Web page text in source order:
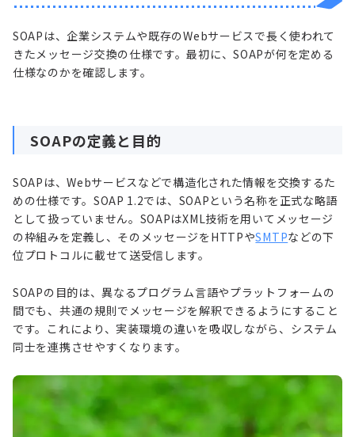
SOAPは、企業システムや既存のWebサービスで長く使われて
きたメッセージ交換の仕様です。最初に、SOAPが何を定める
仕様なのかを確認します。
SOAPの定義と目的
SOAPは、Webサービスなどで構造化された情報を交換するた
めの仕様です。SOAP 1.2では、SOAPという名称を正式な略語
として扱っていません。SOAPはXML技術を用いてメッセージ
の枠組みを定義し、そのメッセージをHTTPやSMTPなどの下
位プロトコルに載せて送受信します。
SOAPの目的は、異なるプログラム言語やプラットフォームの
間でも、共通の規則でメッセージを解釈できるようにすること
です。これにより、実装環境の違いを吸収しながら、システム
同士を連携させやすくなります。